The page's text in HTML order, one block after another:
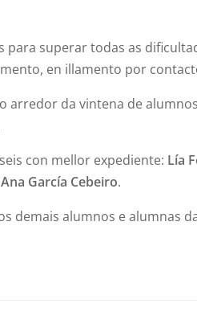
superar todas as
en illamento por
da vintena de
con mellor expediente: Lía
García Cebeiro.
demais alumnos e alumnas